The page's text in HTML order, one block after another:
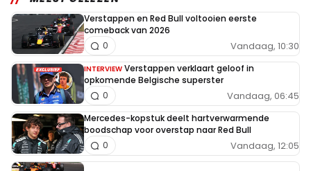
Verstappen en Red Bull voltooien eerste
comeback van 2026
Vandaag, 10:30
0
INTERVIEW Verstappen verklaart geloof in
opkomende Belgische superster
Vandaag, 06:45
0
Mercedes-kopstuk deelt hartverwarmende
boodschap voor overstap naar Red Bull
Vandaag, 12:05
0